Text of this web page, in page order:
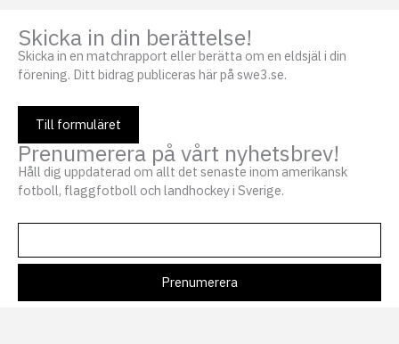
Skicka in din berättelse!
Skicka in en matchrapport eller berätta om en eldsjäl i din
förening. Ditt bidrag publiceras här på swe3.se.
Till formuläret
Prenumerera på vårt nyhetsbrev!
Håll dig uppdaterad om allt det senaste inom amerikansk
fotboll, flaggfotboll och landhockey i Sverige.